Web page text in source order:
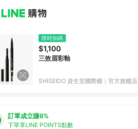
限時加碼
$1,100
三效眉彩釉
SHISEIDO 資生堂國際櫃｜官方旗艦店
訂單成立賺8%
下單享LINE POINTS點數